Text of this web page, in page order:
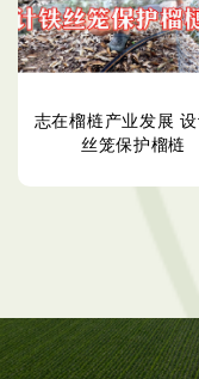
志在榴梿产业发展
丝笼保护榴梿